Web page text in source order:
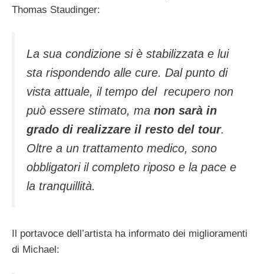
Thomas Staudinger:
La sua condizione si è stabilizzata e lui
sta rispondendo alle cure. Dal punto di
vista attuale, il tempo del recupero non
può essere stimato, ma non sarà in
grado di realizzare il resto del tour.
Oltre a un trattamento medico, sono
obbligatori il completo riposo e la pace e
la tranquillità.
Il portavoce dell’artista ha informato dei miglioramenti
di Michael: